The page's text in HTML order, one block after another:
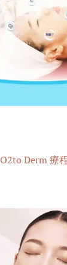
O2to Derm 療